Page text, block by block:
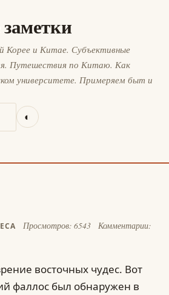
заметки
и Китае. Субъективные
Путешествия по Китаю. Как
университете. Примеряем быт и
◐
Просмотров: 6543
Комментарии:
восточных чудес. Вот
фаллос был обнаружен в